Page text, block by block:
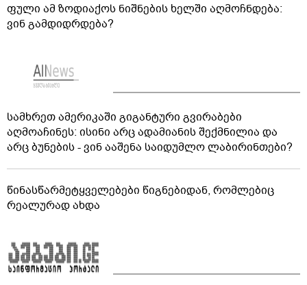
ფული ამ ზოდიაქოს ნიშნების ხელში აღმოჩნდება:
ვინ გამდიდრდება?
სამხრეთ ამერიკაში გიგანტური გვირაბები
აღმოაჩინეს: ისინი არც ადამიანის შექმნილია და
არც ბუნების - ვინ ააშენა საიდუმლო ლაბირინთები?
წინასწარმეტყველებები წიგნებიდან, რომლებიც
რეალურად ახდა